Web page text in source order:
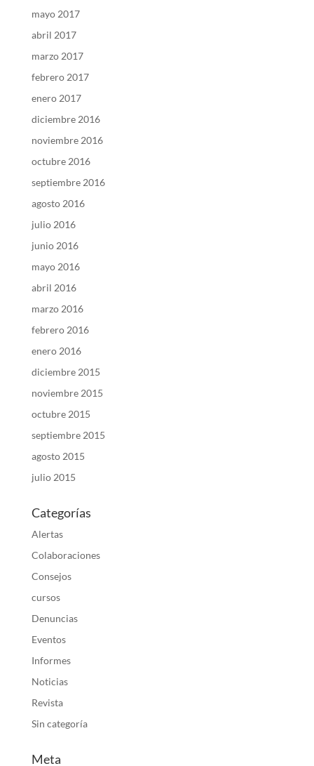
mayo 2017
abril 2017
marzo 2017
febrero 2017
enero 2017
diciembre 2016
noviembre 2016
octubre 2016
septiembre 2016
agosto 2016
julio 2016
junio 2016
mayo 2016
abril 2016
marzo 2016
febrero 2016
enero 2016
diciembre 2015
noviembre 2015
octubre 2015
septiembre 2015
agosto 2015
julio 2015
Categorías
Alertas
Colaboraciones
Consejos
cursos
Denuncias
Eventos
Informes
Noticias
Revista
Sin categoría
Meta